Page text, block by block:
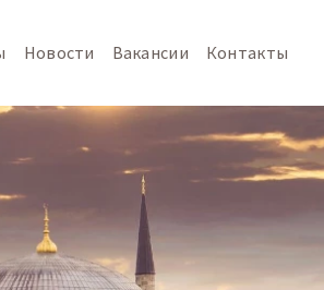
Новости Вакансии Контакты